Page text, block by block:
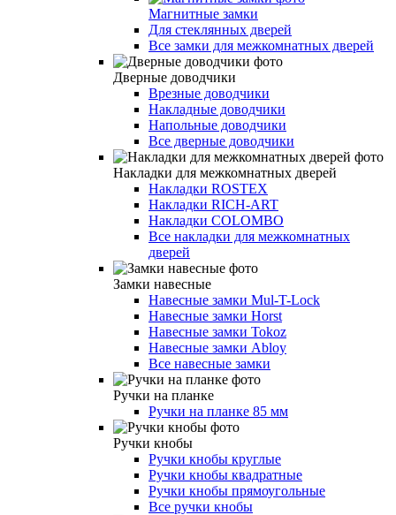
Магнитные замки
Для стеклянных дверей
Все замки для межкомнатных дверей
Дверные доводчики
Врезные доводчики
Накладные доводчики
Напольные доводчики
Все дверные доводчики
Накладки для межкомнатных дверей
Накладки ROSTEX
Накладки RICH-ART
Накладки COLOMBO
Все накладки для межкомнатных
дверей
Замки навесные
Навесные замки Mul-T-Lock
Навесные замки Horst
Навесные замки Tokoz
Навесные замки Abloy
Все навесные замки
Ручки на планке
Ручки на планке 85 мм
Ручки кнобы
Ручки кнобы круглые
Ручки кнобы квадратные
Ручки кнобы прямоугольные
Все ручки кнобы